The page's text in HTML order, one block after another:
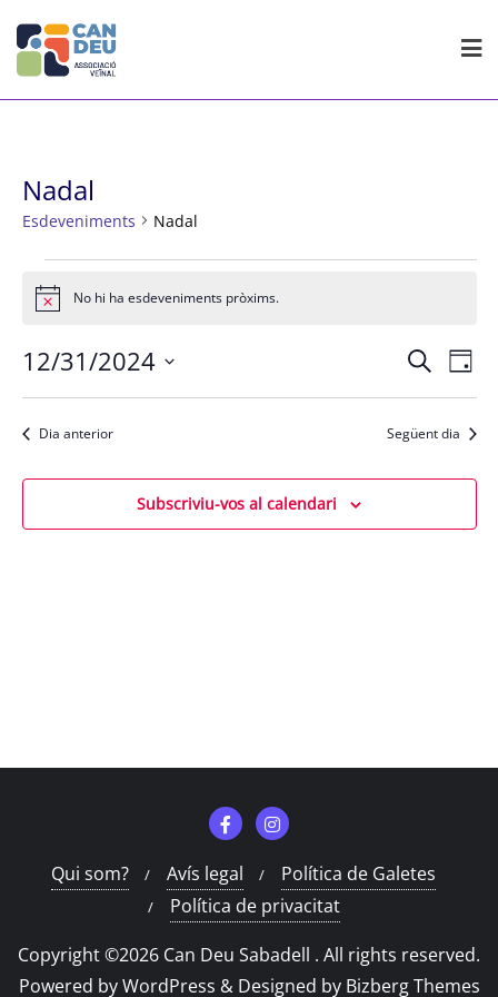
content
Nadal
Esdeveniments Nadal
del
desembre,
2024
Avís No hi ha esdeveniments pròxims.
cerca
Cerca
de
Dia
12/31/2024
Selecciona
unaDia anterior Següent dia
Subscriviu-vos al calendari
Qui som? Avís legal
Política de Galetes
Política de privacitat
Copyright ©2026 Can Deu Sabadell . All rights reserved.
Powered byWordPress & Designed by Bizberg Themes